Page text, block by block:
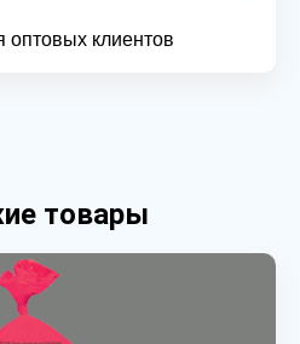
клиентов
товары